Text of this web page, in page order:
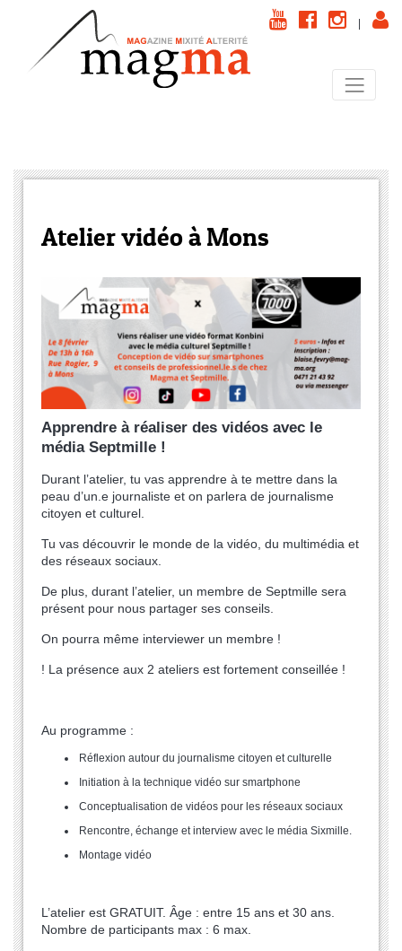
Atelier vidéo à Mons
Apprendre à réaliser des vidéos avec le
média Septmille !
Durant l’atelier, tu vas apprendre à te mettre dans la
peau d’un.e journaliste et on parlera de journalisme
citoyen et culturel.
Tu vas découvrir le monde de la vidéo, du multimédia et
des réseaux sociaux.
De plus, durant l’atelier, un membre de Septmille sera
présent pour nous partager ses conseils.
On pourra même interviewer un membre !
! La présence aux 2 ateliers est fortement conseillée !
Au programme :
Réflexion autour du journalisme citoyen et culturelle
Initiation à la technique vidéo sur smartphone
Conceptualisation de vidéos pour les réseaux sociaux
Rencontre, échange et interview avec le média Sixmille.
Montage vidéo
L’atelier est GRATUIT. Âge : entre 15 ans et 30 ans.
Nombre de participants max : 6 max.